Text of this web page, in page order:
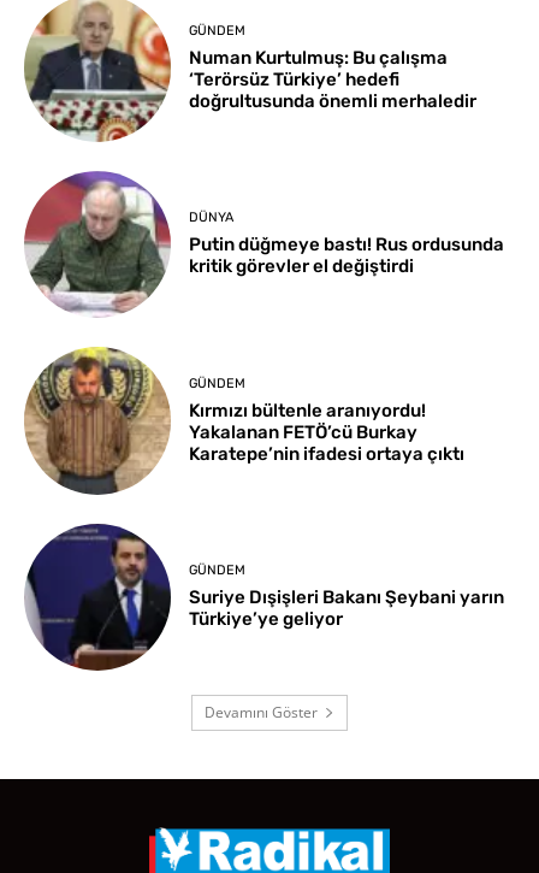
GÜNDEM
Numan Kurtulmuş: Bu çalışma
‘Terörsüz Türkiye’ hedefi
doğrultusunda önemli merhaledir
DÜNYA
Putin düğmeye bastı! Rus ordusunda
kritik görevler el değiştirdi
GÜNDEM
Kırmızı bültenle aranıyordu!
Yakalanan FETÖ’cü Burkay
Karatepe’nin ifadesi ortaya çıktı
GÜNDEM
Suriye Dışişleri Bakanı Şeybani yarın
Türkiye’ye geliyor
Devamını Göster